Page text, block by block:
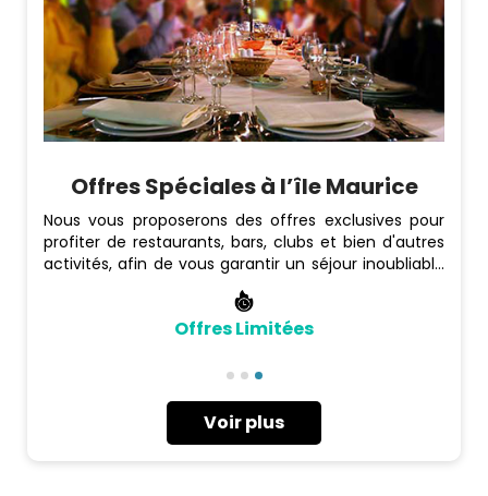
Offres Spéciales à l’île Maurice
Nous vous proposerons des offres exclusives pour
profiter de restaurants, bars, clubs et bien d'autres
activités, afin de vous garantir un séjour inoubliable
à l'île Maurice.
Offres Limitées
Voir plus